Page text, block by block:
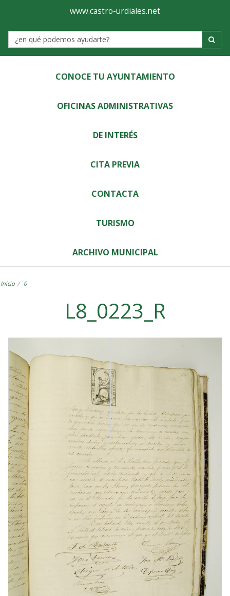
Ayuntamiento
de
Castro-
Urdiales
www.castro-urdiales.net
Label
CONOCE TU AYUNTAMIENTO
OFICINAS ADMINISTRATIVAS
DE INTERÉS
CITA PREVIA
CONTACTA
TURISMO
ARCHIVO MUNICIPAL
Inicio 0
L8_0223_R